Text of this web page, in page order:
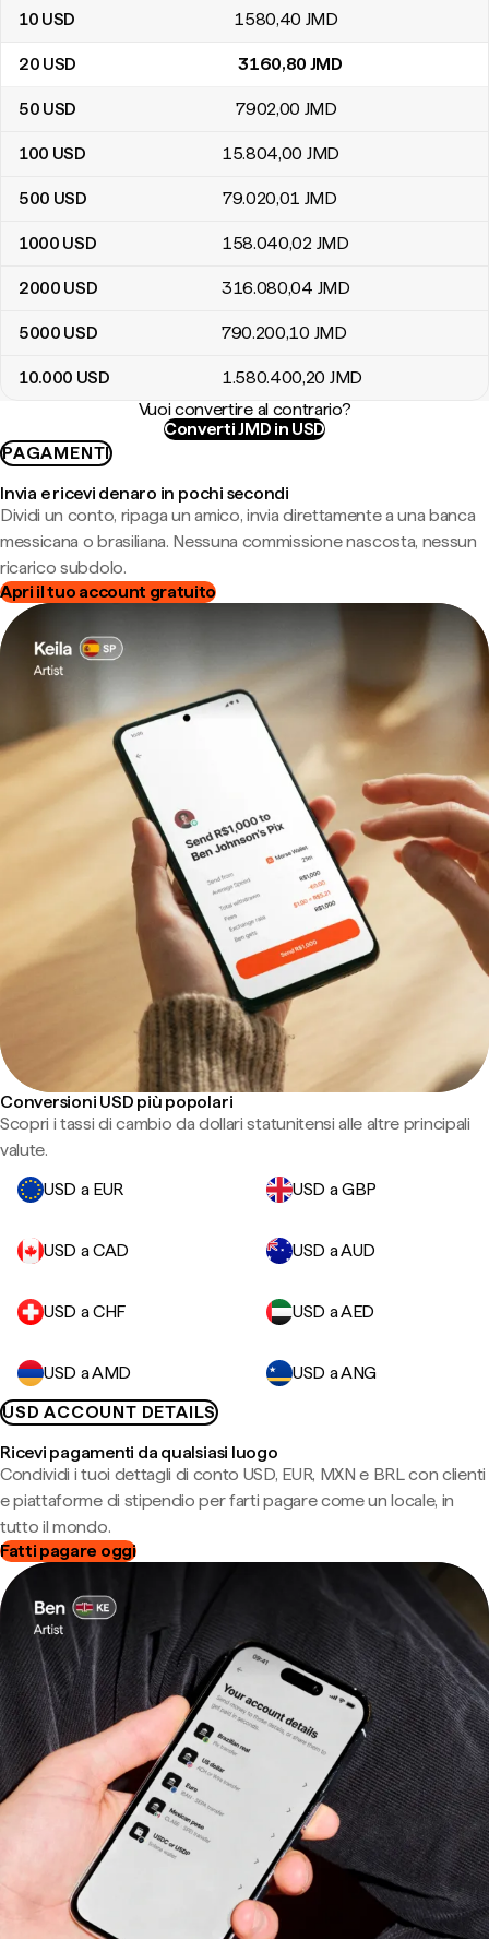
10 USD 1580,40 JMD
20 USD 3160,80 JMD
50 USD 7902,00 JMD
100 USD 15.804,00 JMD
500 USD 79.020,01 JMD
1000 USD 158.040,02 JMD
2000 USD 316.080,04 JMD
5000 USD 790.200,10 JMD
10.000 USD 1.580.400,20 JMD
Vuoi convertire al contrario?
Converti JMD in USD
PAGAMENTI
Invia e ricevi denaro in pochi secondi
Dividi un conto, ripaga un amico, invia direttamente a una banca
messicana o brasiliana. Nessuna commissione nascosta, nessun
ricarico subdolo.
Apri il tuo account gratuito
Conversioni USD più popolari
Scopri i tassi di cambio da dollari statunitensi alle altre principali
valute.
USD a EUR
USD a GBP
USD a CAD USD a AUD
USD a CHF USD a AED
USD a AMD
USD a ANG
USD ACCOUNT DETAILS
Ricevi pagamenti da qualsiasi luogo
Condividi i tuoi dettagli di conto USD, EUR, MXN e BRL con clienti
e piattaforme di stipendio per farti pagare come un locale, in
tutto il mondo.
Fatti pagare oggi